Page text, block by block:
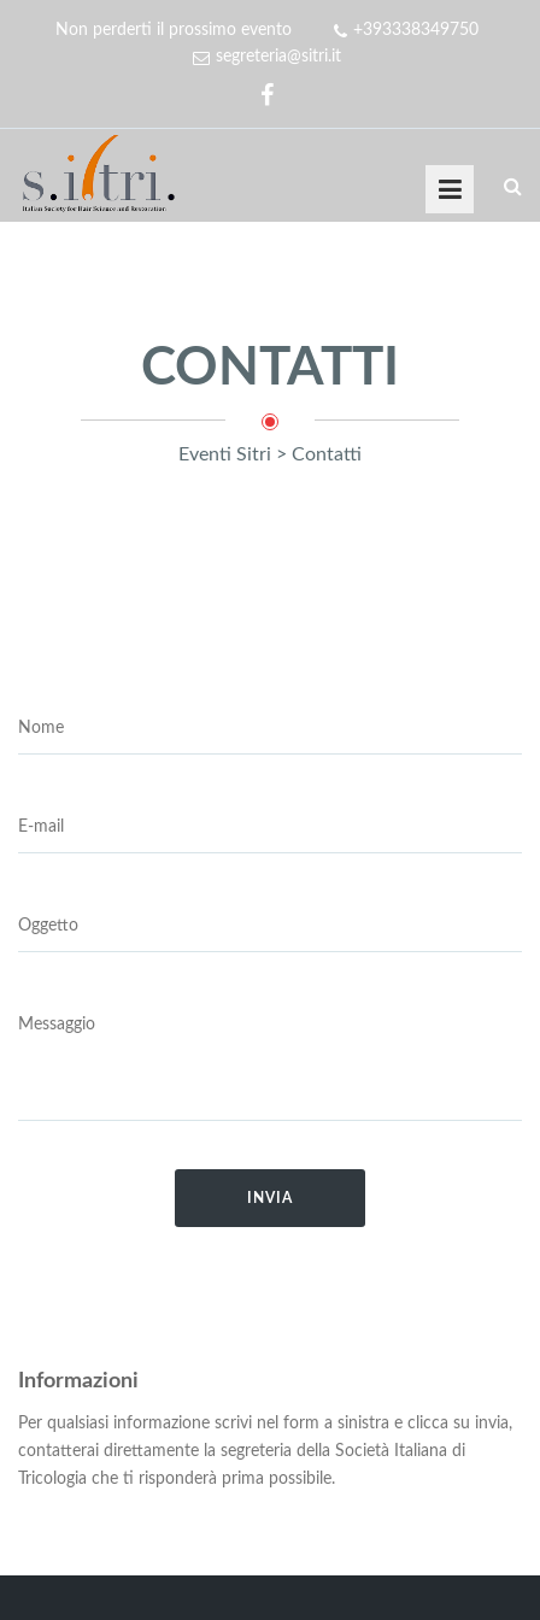
Non perderti il prossimo evento
+393338349750
segreteria@sitri.it
CONTATTI
Eventi Sitri > Contatti
Informazioni
Per qualsiasi informazione scrivi nel form a sinistra e clicca su invia,
contatterai direttamente la segreteria della Società Italiana di
Tricologia che ti risponderà prima possibile.